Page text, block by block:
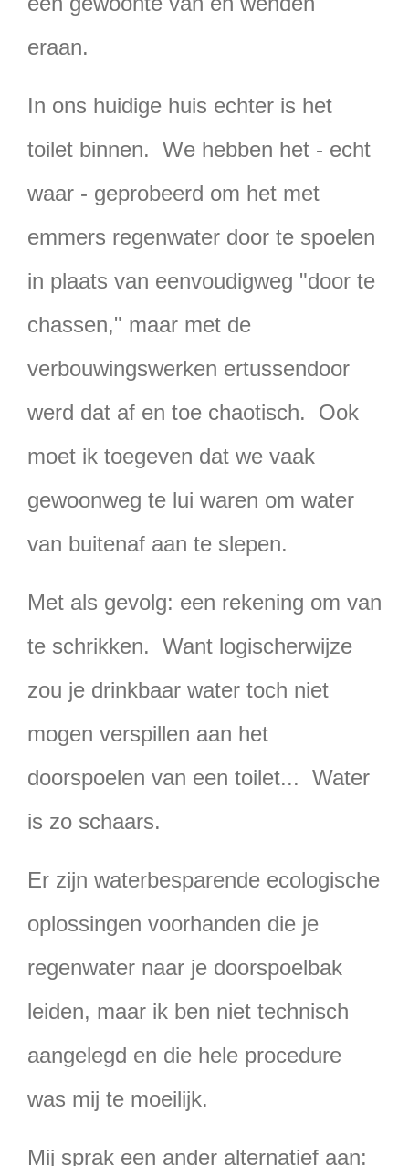
eraan.
In ons huidige huis echter is het
toilet binnen. We hebben het - echt
waar - geprobeerd om het met
emmers regenwater door te spoelen
in plaats van eenvoudigweg "door te
chassen," maar met de
verbouwingswerken ertussendoor
werd dat af en toe chaotisch. Ook
moet ik toegeven dat we vaak
gewoonweg te lui waren om water
van buitenaf aan te slepen.
Met als gevolg: een rekening om van
te schrikken. Want logischerwijze
zou je drinkbaar water toch niet
mogen verspillen aan het
doorspoelen van een toilet... Water
is zo schaars.
Er zijn waterbesparende ecologische
oplossingen voorhanden die je
regenwater naar je doorspoelbak
leiden, maar ik ben niet technisch
aangelegd en die hele procedure
was mij te moeilijk.
Mij sprak een ander alternatief aan: